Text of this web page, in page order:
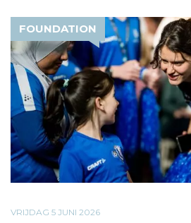
FOUNDATION
VRIJDAG 5 JUNI 2026